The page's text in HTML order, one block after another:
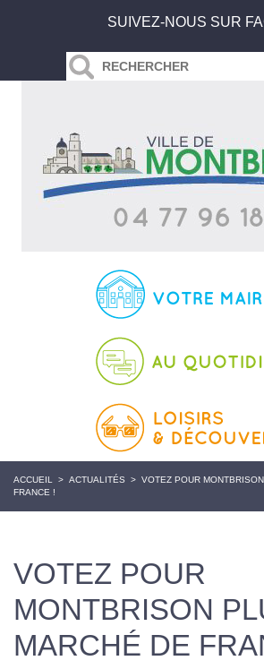
SUIVEZ-NOUS SUR
ACCUEIL > ACTUALITÉS > VOTEZ POUR
FRANCE !
VOTEZ POUR
MONTBRISON
MARCHÉ DE